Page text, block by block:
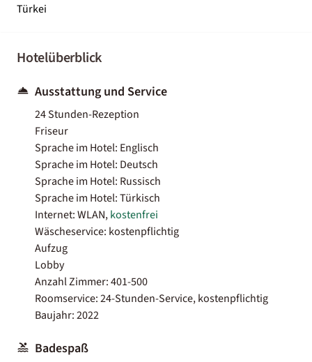
Türkei
Hotelüberblick
Ausstattung und Service
24 Stunden-Rezeption
Friseur
Sprache im Hotel: Englisch
Sprache im Hotel: Deutsch
Sprache im Hotel: Russisch
Sprache im Hotel: Türkisch
Internet: WLAN,kostenfrei
Wäscheservice: kostenpflichtig
Aufzug
Lobby
Anzahl Zimmer: 401-500
Roomservice: 24-Stunden-Service, kostenpflichtig
Baujahr: 2022
Badespaß